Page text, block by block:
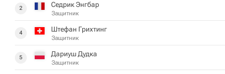
2 Седрик Энгбар
Защитник
4 Штефан Грихтинг
Защитник
5 Дариуш Дудка
Защитник